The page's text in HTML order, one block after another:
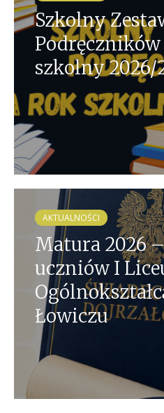
Szkolny
szkolny 2026/
AKTUALNOŚCI
Matura 2026
uczniów I
Łowiczu